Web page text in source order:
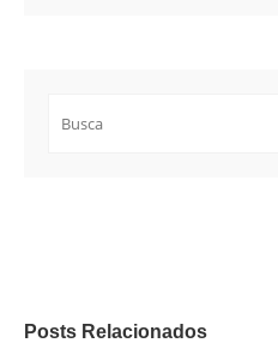
por:
Posts Relacionados